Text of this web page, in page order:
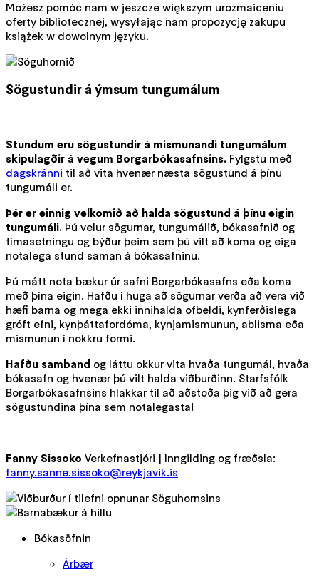
Możesz pomóc nam w jeszcze większym urozmaiceniu
oferty bibliotecznej, wysyłając nam propozycję zakupu
książek w dowolnym języku.
Sögustundir á ýmsum tungumálum
Stundum eru sögustundir á mismunandi tungumálum
skipulagðir á vegum Borgarbókasafnsins. Fylgstu með
dagskránni til að vita hvenær næsta sögustund á þínu
tungumáli er.
Þér er einnig velkomið að halda sögustund á þínu eigin
tungumáli. Þú velur sögurnar, tungumálið, bókasafnið og
tímasetningu og býður þeim sem þú vilt að koma og eiga
notalega stund saman á bókasafninu.
Þú mátt nota bækur úr safni Borgarbókasafns eða koma
með þína eigin. Hafðu í huga að sögurnar verða að vera við
hæfi barna og mega ekki innihalda ofbeldi, kynferðislega
gróft efni, kynþáttafordóma, kynjamismunun, ablisma eða
mismunun í nokkru formi.
Hafðu samband og láttu okkur vita hvaða tungumál, hvaða
bókasafn og hvenær þú vilt halda viðburðinn. Starfsfólk
Borgarbókasafnsins hlakkar til að aðstoða þig við að gera
sögustundina þína sem notalegasta!
Fanny Sissoko Verkefnastjóri | Inngilding og fræðsla:
fanny.sanne.sissoko@reykjavik.is
Bókasöfnin
Árbær